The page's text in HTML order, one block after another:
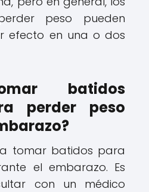
peso pueden
efecto en una o dos
batidos
perder peso
tomar batidos para
el embarazo. Es
con un médico